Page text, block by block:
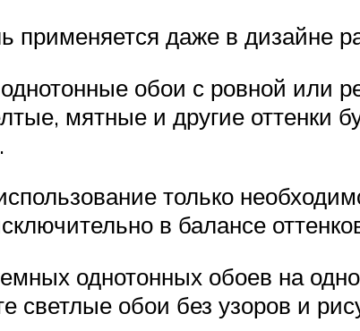
применяется даже в дизайне
обои с ровной или
мятные и другие оттенки
только
в балансе
однотонных обоев на
светлые обои без узоров и